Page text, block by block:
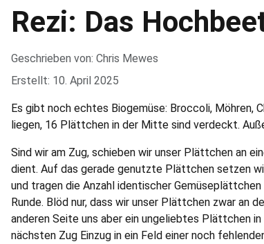
Rezi: Das
Geschrieben von: Chris Mewes
Erstellt: 10. April 2025
Es gibt noch echtes Biogemüse: Broccoli, Möhren,
liegen, 16 Plättchen in der Mitte sind verdeckt.
Sind wir am Zug, schieben wir unser Plättchen an
dient. Auf das gerade genutzte Plättchen setzen
und tragen die Anzahl identischer
Runde. Blöd nur, dass wir unser Plättchen zwar an
anderen Seite uns aber ein ungeliebtes Plättchen
nächsten Zug Einzug in ein Feld einer noch